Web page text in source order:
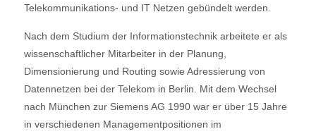
Telekommunikations- und IT Netzen gebündelt werden.
Nach dem Studium der Informationstechnik arbeitete er als
wissenschaftlicher Mitarbeiter in der Planung,
Dimensionierung und Routing sowie Adressierung von
Datennetzen bei der Telekom in Berlin. Mit dem Wechsel
nach München zur Siemens AG 1990 war er über 15 Jahre
in verschiedenen Managementpositionen im